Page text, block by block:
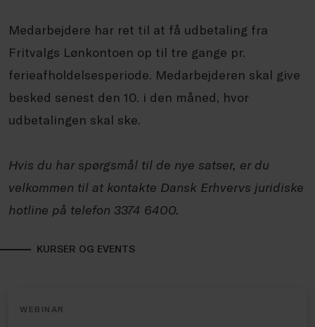
Medarbejdere har ret til at få udbetaling fra
Fritvalgs Lønkontoen op til tre gange pr.
ferieafholdelsesperiode. Medarbejderen skal give
besked senest den 10. i den måned, hvor
udbetalingen skal ske.
Hvis du har spørgsmål til de nye satser, er du
velkommen til at kontakte Dansk Erhvervs juridiske
hotline på telefon 3374 6400.
KURSER OG EVENTS
WEBINAR